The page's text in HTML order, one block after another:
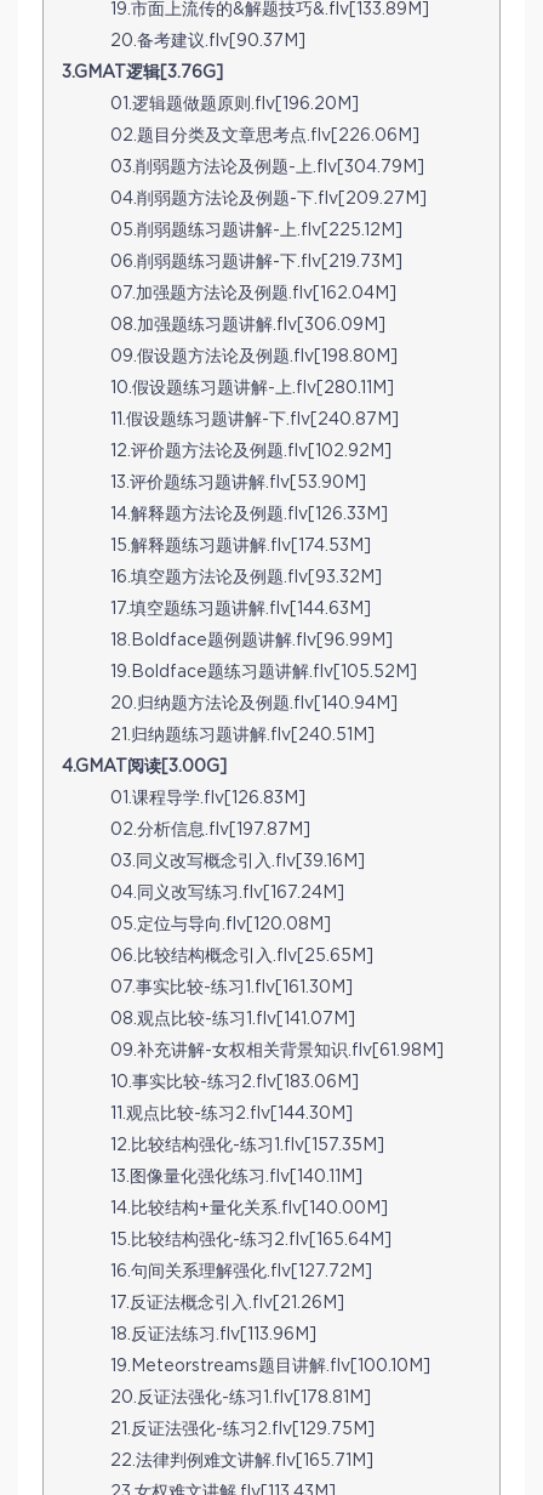
19.市面上流传的&解题技巧&.flv[133.89M]
20.备考建议.flv[90.37M]
3.GMAT逻辑[3.76G]
01.逻辑题做题原则.flv[196.20M]
02.题目分类及文章思考点.flv[226.06M]
03.削弱题方法论及例题-上.flv[304.79M]
04.削弱题方法论及例题-下.flv[209.27M]
05.削弱题练习题讲解-上.flv[225.12M]
06.削弱题练习题讲解-下.flv[219.73M]
07.加强题方法论及例题.flv[162.04M]
08.加强题练习题讲解.flv[306.09M]
09.假设题方法论及例题.flv[198.80M]
10.假设题练习题讲解-上.flv[280.11M]
11.假设题练习题讲解-下.flv[240.87M]
12.评价题方法论及例题.flv[102.92M]
13.评价题练习题讲解.flv[53.90M]
14.解释题方法论及例题.flv[126.33M]
15.解释题练习题讲解.flv[174.53M]
16.填空题方法论及例题.flv[93.32M]
17.填空题练习题讲解.flv[144.63M]
18.Boldface题例题讲解.flv[96.99M]
19.Boldface题练习题讲解.flv[105.52M]
20.归纳题方法论及例题.flv[140.94M]
21.归纳题练习题讲解.flv[240.51M]
4.GMAT阅读[3.00G]
01.课程导学.flv[126.83M]
02.分析信息.flv[197.87M]
03.同义改写概念引入.flv[39.16M]
04.同义改写练习.flv[167.24M]
05.定位与导向.flv[120.08M]
06.比较结构概念引入.flv[25.65M]
07.事实比较-练习1.flv[161.30M]
08.观点比较-练习1.flv[141.07M]
09.补充讲解-女权相关背景知识.flv[61.98M]
10.事实比较-练习2.flv[183.06M]
11.观点比较-练习2.flv[144.30M]
12.比较结构强化-练习1.flv[157.35M]
13.图像量化强化练习.flv[140.11M]
14.比较结构+量化关系.flv[140.00M]
15.比较结构强化-练习2.flv[165.64M]
16.句间关系理解强化.flv[127.72M]
17.反证法概念引入.flv[21.26M]
18.反证法练习.flv[113.96M]
19.Meteorstreams题目讲解.flv[100.10M]
20.反证法强化-练习1.flv[178.81M]
21.反证法强化-练习2.flv[129.75M]
22.法律判例难文讲解.flv[165.71M]